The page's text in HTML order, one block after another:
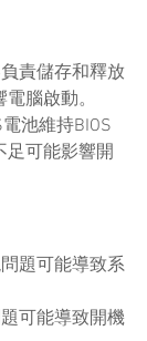
責儲存和釋放
腦啟動。
池維持BIOS
足可能影響開
題可能導致系
可能導致開機